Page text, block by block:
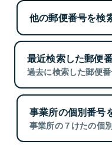
他の郵便番号を検
最近検索した郵便
過去に検索した郵便
事業所の個別番号
事業所の７けたの個